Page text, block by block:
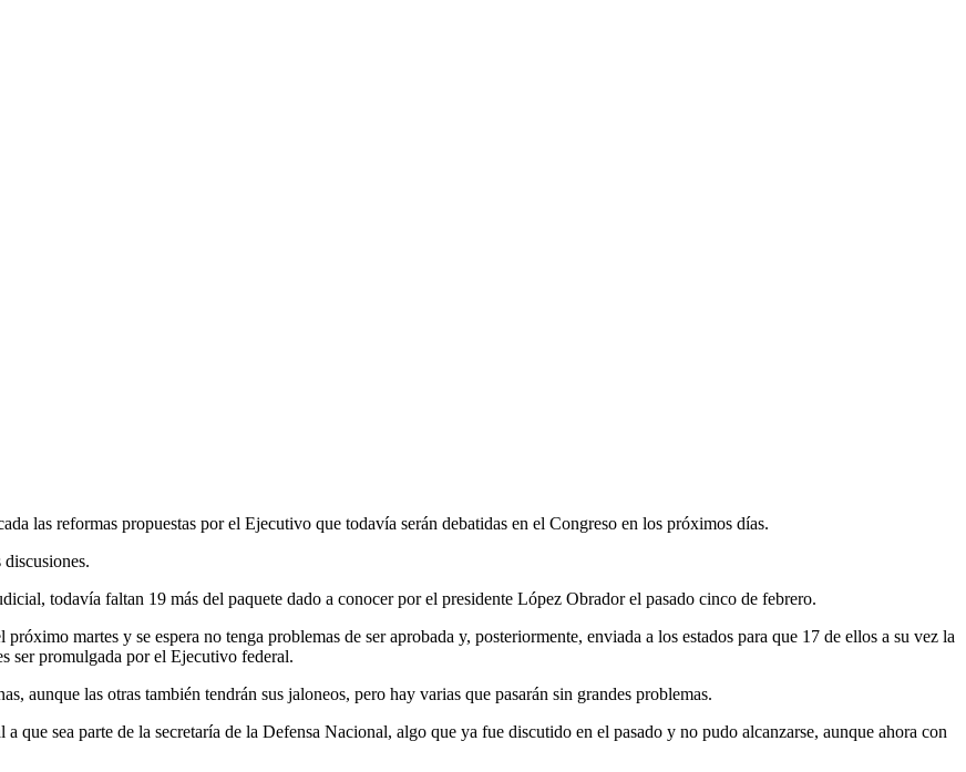
las reformas propuestas por el Ejecutivo que todavía serán debatidas en el Congreso en los próximos días.
todavía faltan 19 más del paquete dado a conocer por el presidente López Obrador el pasado cinco de febrero.
martes y se espera no tenga problemas de ser aprobada y, posteriormente, enviada a los estados para que 17 de ellos a su vez la
ser promulgada por el Ejecutivo federal.
aunque las otras también tendrán sus jaloneos, pero hay varias que pasarán sin grandes problemas.
que sea parte de la secretaría de la Defensa Nacional, algo que ya fue discutido en el pasado y no pudo alcanzarse, aunque ahora con